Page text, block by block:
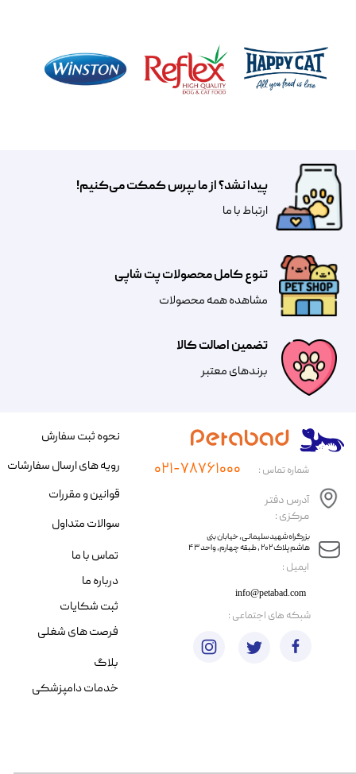
تضمین اصالت کالا
​​برندهای معتبر​​​​​​​
تنوع کامل محصولات پت شاپی
مشاهده همه محصولات
پیدا نشد؟ از ما بپرس کمکت می‌کنیم!
​​​ارتباط با ما
​ایمیل :
آدرس دفتر
مرکزی :
info@petabad.com
​​بزرگراه شهید سلیمانی، خیابان بنی
هاشم پلاک ۲۰۲ ، طبقه چهارم، واحد ۴۳
شماره تماس : ۰۲۱-۷۸۷۶۱۰۰۰
نحوه ثبت سفارش
رویه های ارسال سفارشات
قوانین و مقررات
سوالات متداول
تماس با ما
درباره ما
ثبت شکایات
فرصت های شغلی
​شبکه های اجتماعی :
بلاگ
خدمات دامپزشکی